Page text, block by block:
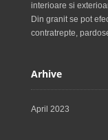
interioare si
Din granit se pot
contratrepte,
Arhive
April 2023